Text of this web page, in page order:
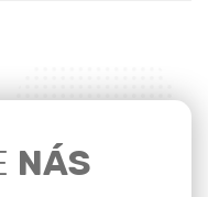
NÁS